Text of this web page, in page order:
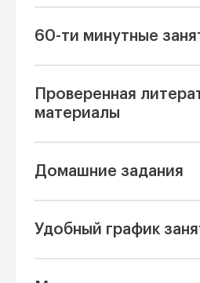
60-ти минутные
Проверенная
материалы
Домашние задания
Удобный график